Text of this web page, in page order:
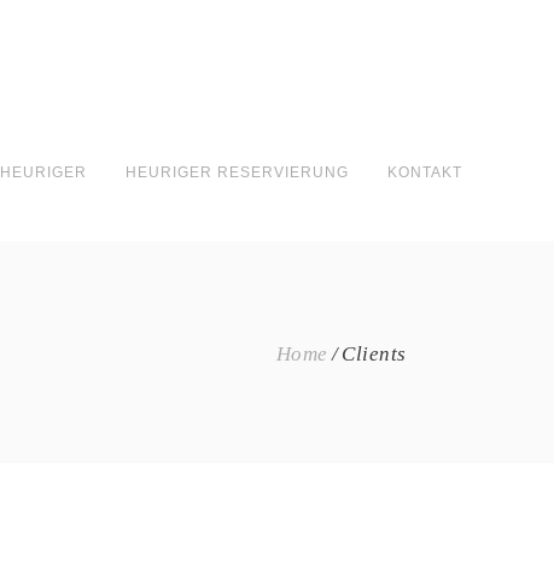
HEURIGER HEURIGER RESERVIERUNG KONTAKT
Home Clients